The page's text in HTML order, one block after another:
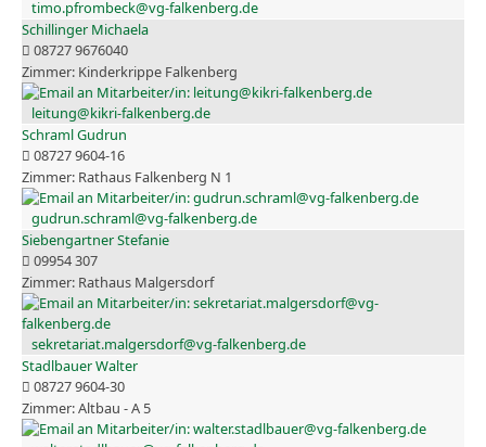
timo.pfrombeck@vg-falkenberg.de
Schillinger Michaela
08727 9676040
Kinderkrippe Falkenberg
leitung@kikri-falkenberg.de
Schraml Gudrun
08727 9604-16
Rathaus Falkenberg N 1
gudrun.schraml@vg-falkenberg.de
Siebengartner Stefanie
09954 307
Rathaus Malgersdorf
sekretariat.malgersdorf@vg-falkenberg.de
Stadlbauer Walter
08727 9604-30
Altbau - A 5